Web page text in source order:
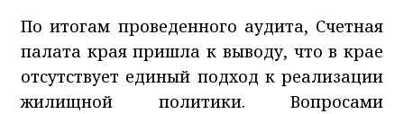
По итогам проведенного аудита, Счетная
палата края пришла к выводу, что в крае
отсутствует единый подход к реализации
жилищной политики. Вопросами